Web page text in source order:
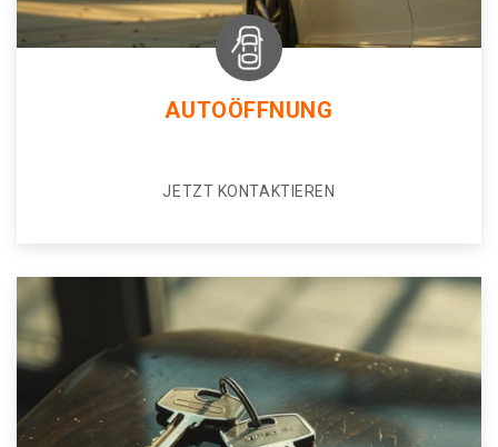
AUTOÖFFNUNG
JETZT KONTAKTIEREN